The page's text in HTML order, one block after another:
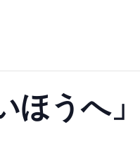
うへ」